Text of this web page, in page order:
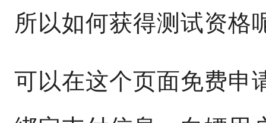
所以如何获得测试资格
可以在这个页面免费申